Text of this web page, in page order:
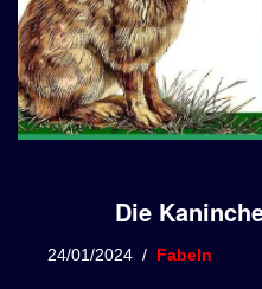
Die
24/01/2024 Fabeln